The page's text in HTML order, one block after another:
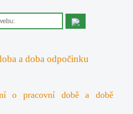
a doba odpočinku
o pracovní době a době